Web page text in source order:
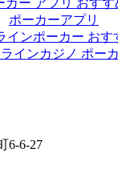
ポーカーアプリ
インポーカー おす
インカジノ ポー
6-6-27